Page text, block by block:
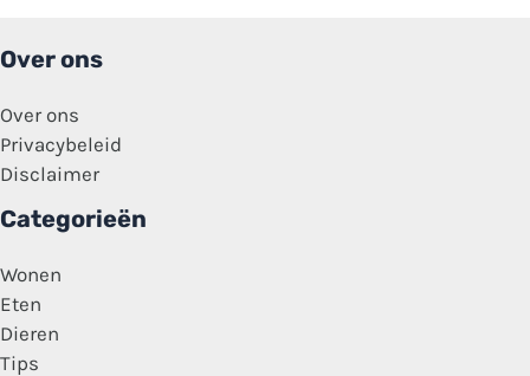
Over ons
Over ons
Privacybeleid
Disclaimer
Categorieën
Wonen
Eten
Dieren
Tips